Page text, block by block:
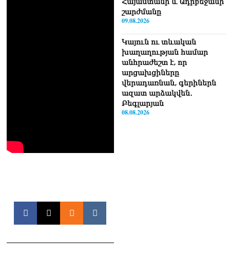
շարժմանը
09.08.2026
Կայուն ու տևական
խաղաղության համար
անհրաժեշտ է, որ
արցախցիները
վերադառնան, գերիներն
ազատ արձակվեն․
Բեգլարյան
08.08.2026